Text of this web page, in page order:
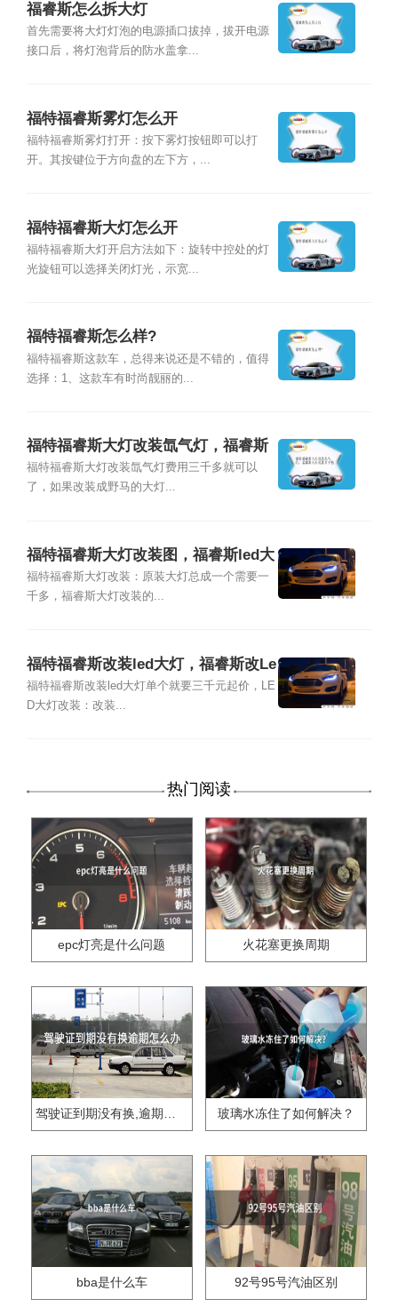
福睿斯怎么拆大灯
首先需要将大灯灯泡的电源插口拔掉，拔开电源
接口后，将灯泡背后的防水盖拿...
福特福睿斯雾灯怎么开
福特福睿斯雾灯打开：按下雾灯按钮即可以打
开。其按键位于方向盘的左下方，...
福特福睿斯大灯怎么开
福特福睿斯大灯开启方法如下：旋转中控处的灯
光旋钮可以选择关闭灯光，示宽...
福特福睿斯怎么样?
福特福睿斯这款车，总得来说还是不错的，值得
选择：1、这款车有时尚靓丽的...
福特福睿斯大灯改装氙气灯，福睿斯
大灯改装多少钱
福特福睿斯大灯改装氙气灯费用三千多就可以
了，如果改装成野马的大灯...
福特福睿斯大灯改装图，福睿斯led大
灯总成价格
福特福睿斯大灯改装：原装大灯总成一个需要一
千多，福睿斯大灯改装的...
福特福睿斯改装led大灯，福睿斯改Le
d大灯多少钱
福特福睿斯改装led大灯单个就要三千元起价，LE
D大灯改装：改装...
热门阅读
epc灯亮是什么问题 火花塞更换周期
驾驶证到期没有换,逾期怎么办?? 玻璃水冻住了如何解决？
bba是什么车 92号95号汽油区别